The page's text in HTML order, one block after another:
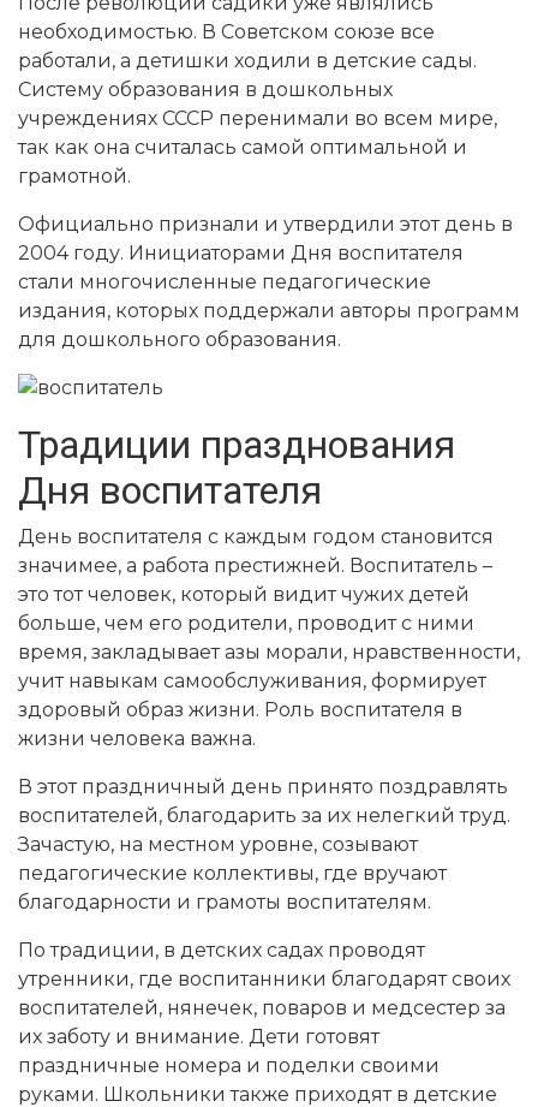
необходимостью. В Советском союзе все
работали, а детишки ходили в детские сады.
Систему образования в дошкольных
учреждениях СССР перенимали во всем мире,
так как она считалась самой оптимальной и
грамотной.
Официально признали и утвердили этот день в
2004 году. Инициаторами Дня воспитателя
стали многочисленные педагогические
издания, которых поддержали авторы программ
для дошкольного образования.
Традиции празднования
Дня воспитателя
День воспитателя с каждым годом становится
значимее, а работа престижней. Воспитатель –
это тот человек, который видит чужих детей
больше, чем его родители, проводит с ними
время, закладывает азы морали, нравственности,
учит навыкам самообслуживания, формирует
здоровый образ жизни. Роль воспитателя в
жизни человека важна.
В этот праздничный день принято поздравлять
воспитателей, благодарить за их нелегкий труд.
Зачастую, на местном уровне, созывают
педагогические коллективы, где вручают
благодарности и грамоты воспитателям.
По традиции, в детских садах проводят
утренники, где воспитанники благодарят своих
воспитателей, нянечек, поваров и медсестер за
их заботу и внимание. Дети готовят
праздничные номера и поделки своими
руками. Школьники также приходят в детские